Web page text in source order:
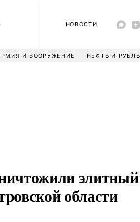
НОВОСТИ
И ВООРУЖЕНИЕ НЕФТЬ И РУБЛЬ
элитный
области